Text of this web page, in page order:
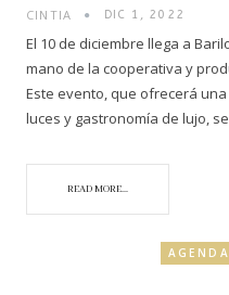
CINTIA DIC 1, 2022
El 10 de diciembre llega a
mano de la cooperativa y
Este evento, que ofrecerá
luces y gastronomía de lujo,
READ MORE...